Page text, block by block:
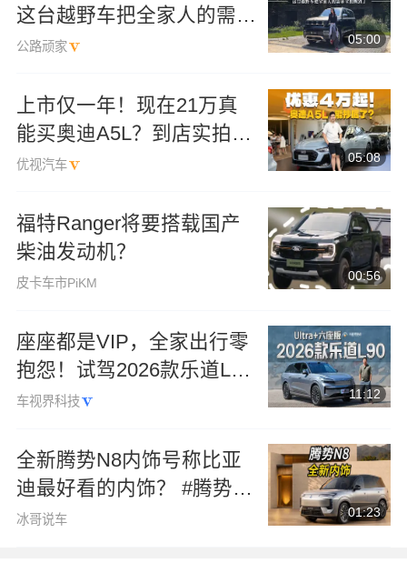
这台越野车把全家人的需求
全照顾到了
公路顽家
05:00
上市仅一年！现在21万真
能买奥迪A5L？到店实拍体
验
优视汽车
05:08
福特Ranger将要搭载国产
柴油发动机？
皮卡车市PiKM
00:56
座座都是VIP，全家出行零
抱怨！试驾2026款乐道L90
Ultra+六座版
车视界科技
11:12
全新腾势N8内饰号称比亚
迪最好看的内饰？ #腾势
N8 #大五座纯电豪华SUV #
冰哥说车
01:23